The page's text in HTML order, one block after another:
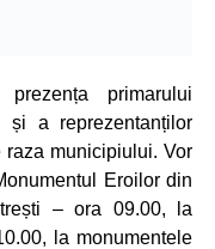
primarului
și a reprezentanților
municipiului. Vor
Eroilor din
– ora 09.00, la
la monumentele